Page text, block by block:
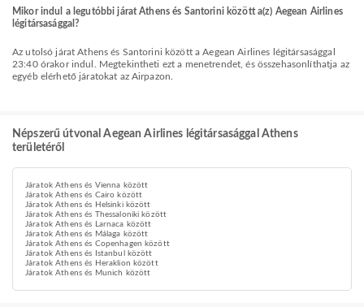
Mikor indul a legutóbbi járat Athens és Santorini között a(z) Aegean Airlines
légitársasággal?
Az utolsó járat Athens és Santorini között a Aegean Airlines légitársasággal
23:40 órakor indul. Megtekintheti ezt a menetrendet, és összehasonlíthatja az
egyéb elérhető járatokat az Airpazon.
Népszerű útvonal Aegean Airlines légitársasággal Athens
területéről
Járatok Athens és Vienna között
Járatok Athens és Cairo között
Járatok Athens és Helsinki között
Járatok Athens és Thessaloniki között
Járatok Athens és Larnaca között
Járatok Athens és Málaga között
Járatok Athens és Copenhagen között
Járatok Athens és Istanbul között
Járatok Athens és Heraklion között
Járatok Athens és Munich között